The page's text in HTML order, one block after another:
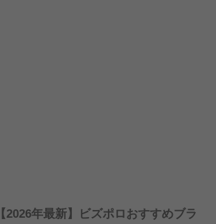
【2026年最新】ビズポロおすすめブラ